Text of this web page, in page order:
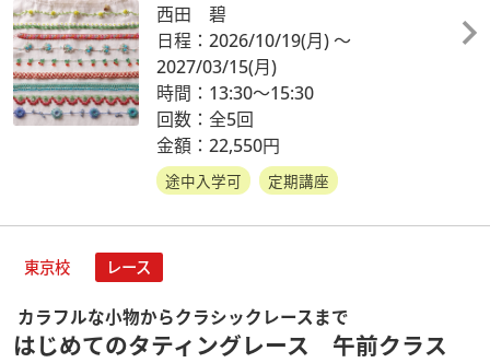
西田 碧
日程：2026/10/19(月)～
2027/03/15(月)
時間：13:30～15:30
回数：全5回
金額：22,550円
途中入学可 定期講座
東京校 レース
カラフルな小物からクラシックレースまで
はじめてのタティングレース 午前クラス